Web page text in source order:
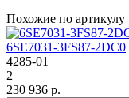
Похожие по артикулу
6SE7031-3FS87-2DC0
4285-01
2
230 936 р.